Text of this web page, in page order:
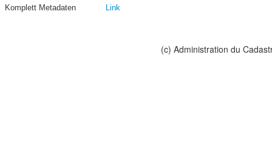
Komplett Metadaten Link
(c) Administration du